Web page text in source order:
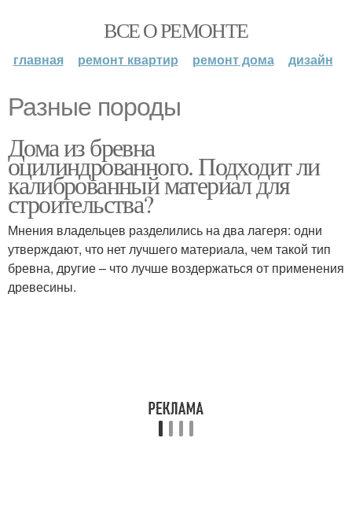
ВСЕ О РЕМОНТЕ
главная ремонт квартир ремонт дома дизайн
Разные породы
Дома из бревна
оцилиндрованного. Подходит ли
калиброванный материал для
строительства?
Мнения владельцев разделились на два лагеря: одни
утверждают, что нет лучшего материала, чем такой тип
бревна, другие – что лучше воздержаться от применения
древесины.